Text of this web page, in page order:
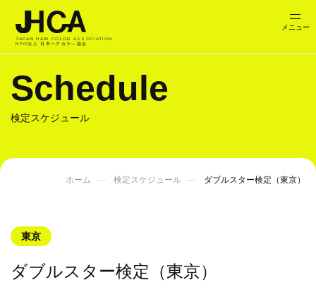
JAPAN HAIR COLOR ASSOCIATION
NPO法人 日本ヘアカラ―協会
Schedule
検定スケジュール
ホーム 検定スケジュール ダブルスター検定（東京）
東京
ダブルスター検定（東京）